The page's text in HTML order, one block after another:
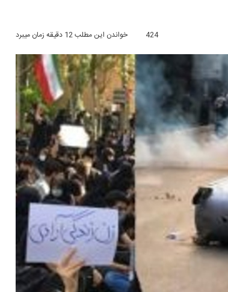
424 خواندن این مطلب 12 دقیقه زمان میبرد